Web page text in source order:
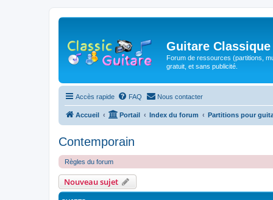
Guitare Classique
Forum de ressources (partitions,
gratuit, et sans publicité.
Accès rapide FAQ Nous contacter
Accueil Portail Index du forum Partitions pour
Contemporain
Règles du forum
Nouveau sujet